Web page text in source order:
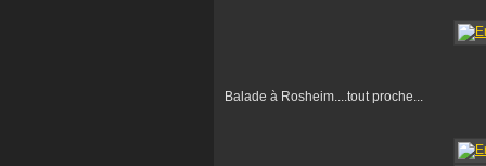
Balade à Rosheim....tout proche...